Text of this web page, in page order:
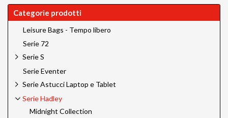
Categorie prodotti
Leisure Bags - Tempo libero
Serie 72
Serie S
Serie Eventer
Serie Astucci Laptop e Tablet
Serie Hadley
Midnight Collection